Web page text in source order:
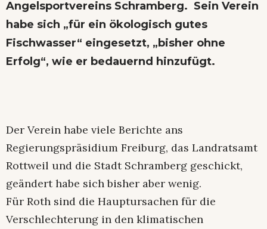
Angelsportvereins Schramberg. Sein Verein
habe sich „für ein ökologisch gutes
Fischwasser“ eingesetzt, „bisher ohne
Erfolg“, wie er bedauernd hinzufügt.
Der Verein habe viele Berichte ans
Regierungspräsidium Freiburg, das Landratsamt
Rottweil und die Stadt Schramberg geschickt,
geändert habe sich bisher aber wenig.
Für Roth sind die Hauptursachen für die
Verschlechterung in den klimatischen